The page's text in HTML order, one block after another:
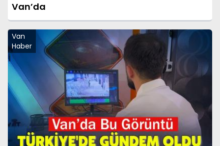
Van’da
Van
Haber